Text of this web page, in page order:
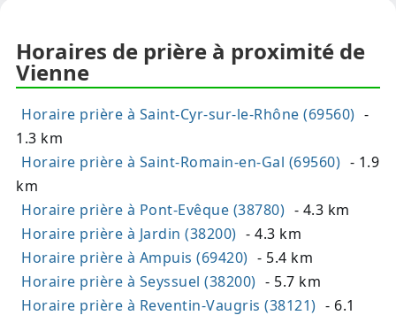
Horaires de prière à proximité de
Vienne
Horaire prière à Saint-Cyr-sur-le-Rhône (69560) -
1.3 km
Horaire prière à Saint-Romain-en-Gal (69560) - 1.9
km
Horaire prière à Pont-Evêque (38780) - 4.3 km
Horaire prière à Jardin (38200) - 4.3 km
Horaire prière à Ampuis (69420) - 5.4 km
Horaire prière à Seyssuel (38200) - 5.7 km
Horaire prière à Reventin-Vaugris (38121) - 6.1